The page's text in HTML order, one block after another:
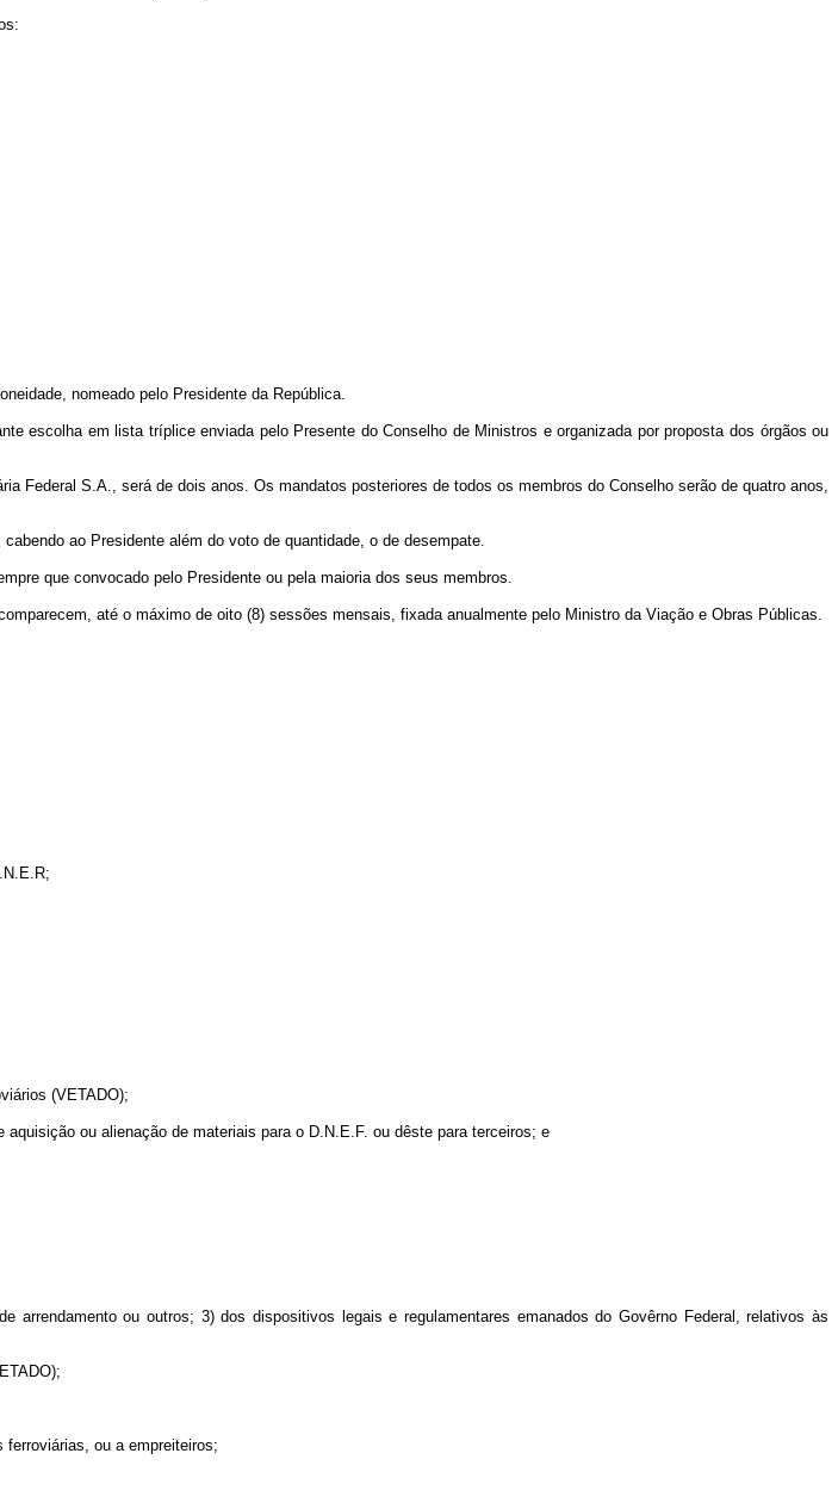
nomeado pelo Presidente da República.
escolha em lista tríplice enviada pelo Presente do Conselho de Ministros e organizada por proposta dos órgãos ou
Federal S.A., será de dois anos. Os mandatos posteriores de todos os membros do Conselho serão de quatro anos,
ao Presidente além do voto de quantidade, o de desempate.
que convocado pelo Presidente ou pela maioria dos seus membros.
até o máximo de oito (8) sessões mensais, fixada anualmente pelo Ministro da Viação e Obras Públicas.
(VETADO);
ou alienação de materiais para o D.N.E.F. ou dêste para terceiros; e
ou outros; 3) dos dispositivos legais e regulamentares emanados do Govêrno Federal, relativos às
ferroviárias, ou a empreiteiros;